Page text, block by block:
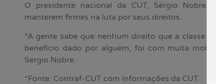
O presidente nacional da CUT, Sérgio Nobre,
manterem firmes na luta por seus direitos.
“A gente sabe que nenhum direito que a classe
benefício dado por alguém, foi com muita
Sergio Nobre.
*Fonte: Contraf-CUT com informações da CUT